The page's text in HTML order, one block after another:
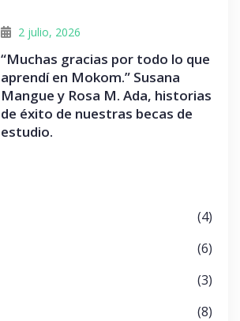
2 julio, 2026
“Muchas gracias por todo lo que
aprendí en Mokom.” Susana
Mangue y Rosa M. Ada, historias
de éxito de nuestras becas de
estudio.
(4)
(6)
(3)
(8)